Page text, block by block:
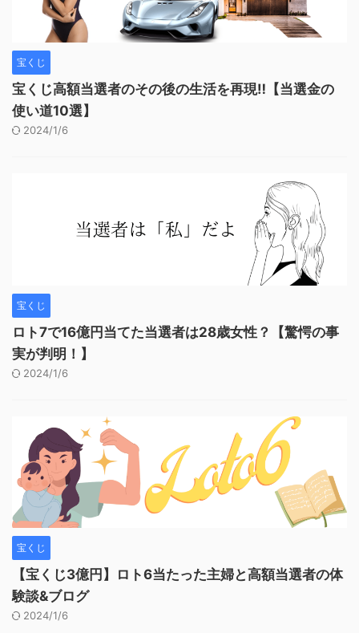
宝くじ
宝くじ高額当選者のその後の生活を再現‼︎【当選金の
使い道10選】
2024/1/6
宝くじ
ロト7で16億円当てた当選者は28歳女性？【驚愕の事
実が判明！】
2024/1/6
宝くじ
【宝くじ3億円】ロト6当たった主婦と高額当選者の体
験談&ブログ
2024/1/6